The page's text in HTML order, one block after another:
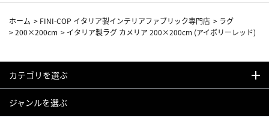
ホーム > FINI-COP イタリア製インテリアファブリック専門店 > ラグ
>200×200cm > イタリア製ラグ カメリア 200×200cm (アイボリーレッド)
カテゴリを選ぶ
ジャンルを選ぶ